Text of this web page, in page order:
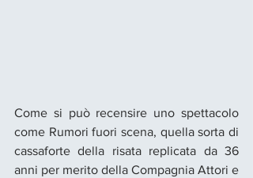
Come si può recensire uno spettacolo
come Rumori fuori scena, quella sorta di
cassaforte della risata replicata da 36
anni per merito della Compagnia Attori e